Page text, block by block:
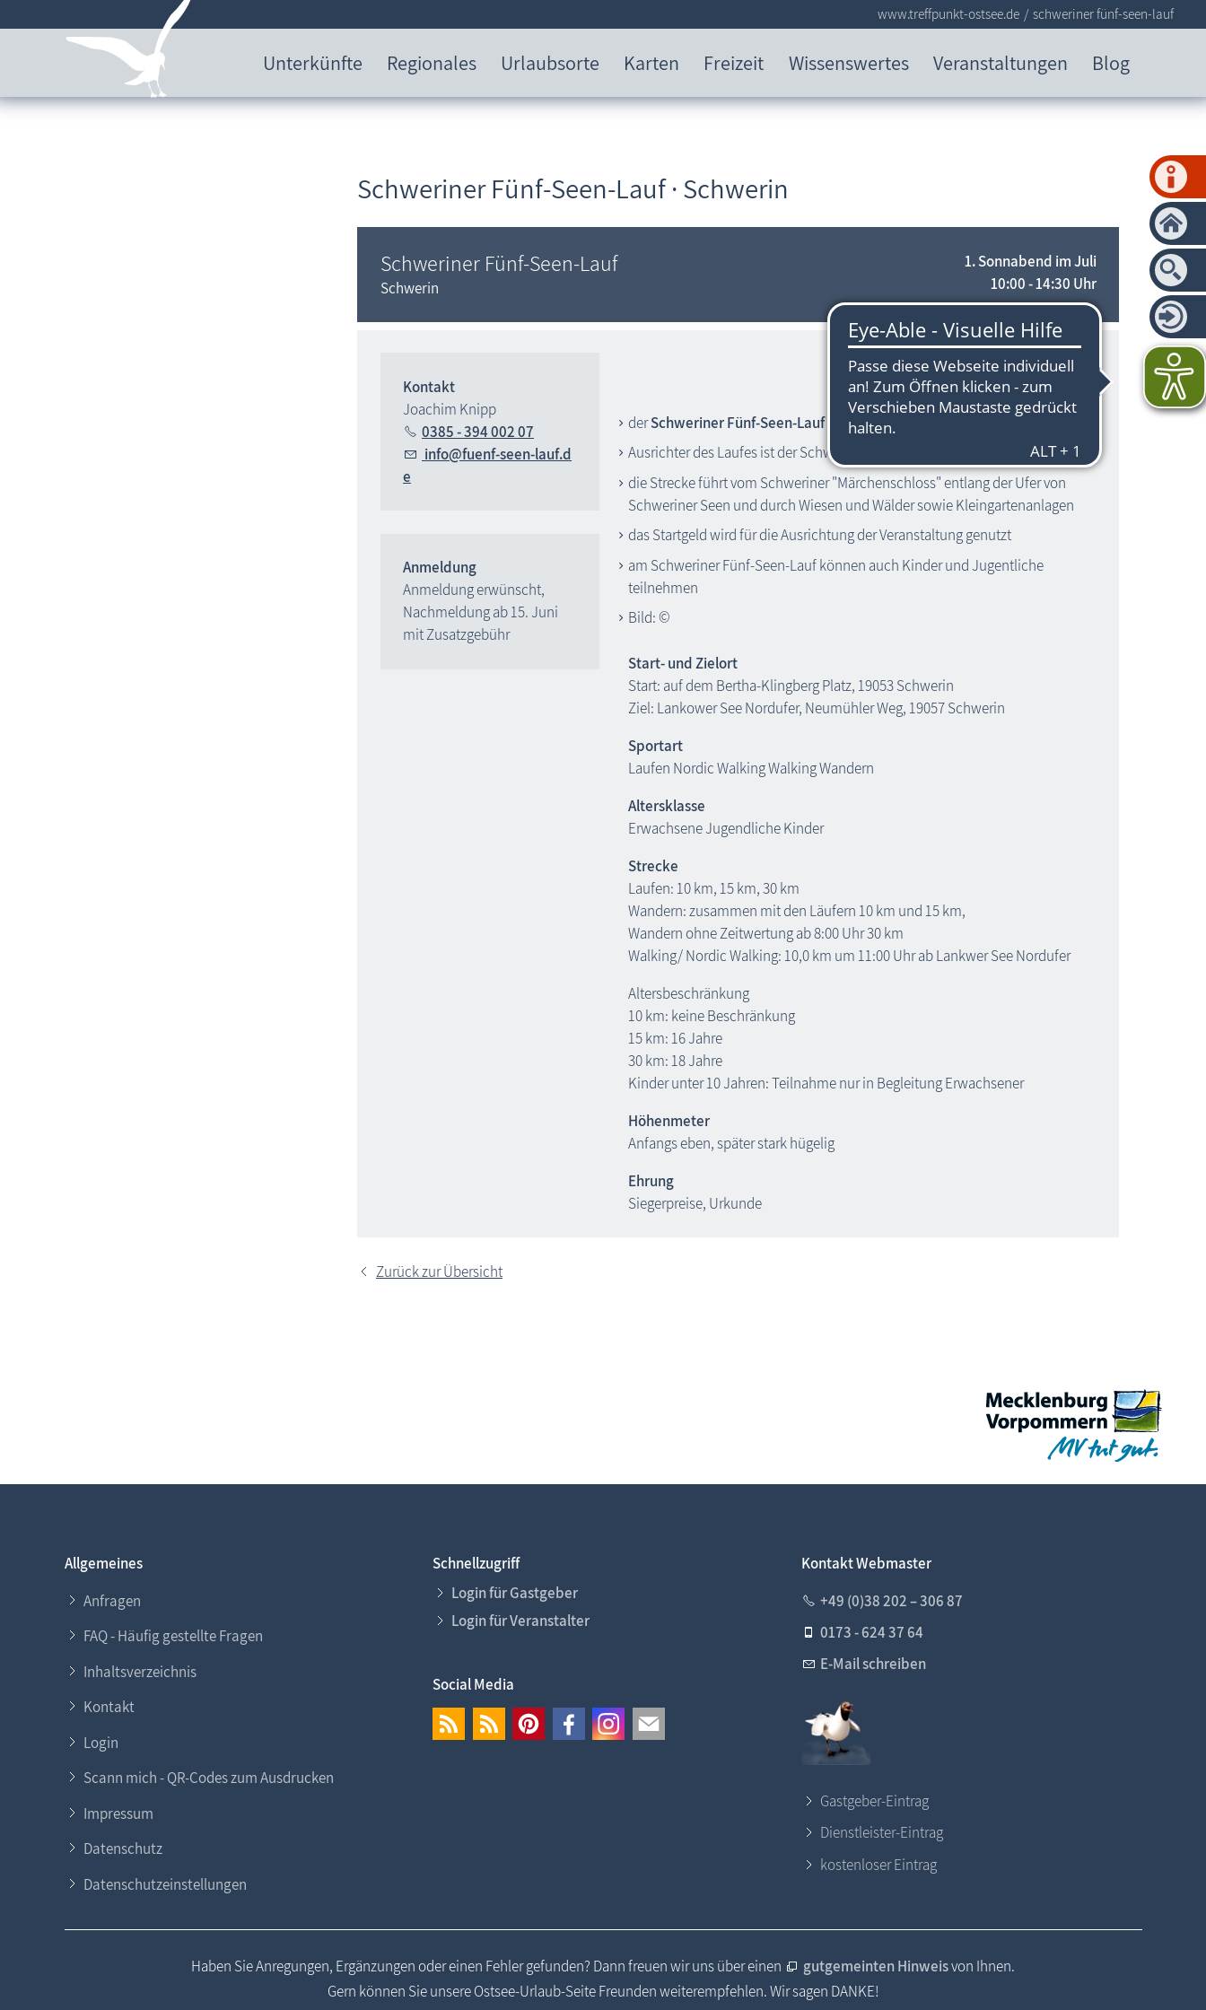
Unterkünfte Regionales Urlaubsorte Karten Freizeit Wissenswertes Veranstaltungen Blog
www.treffpunkt-ostsee.de schweriner fünf-seen-lauf
Schweriner Fünf-Seen-Lauf · Schwerin
Schweriner Fünf-Seen-Lauf
Schwerin
1. Sonnabend im Juli
10:00 - 14:30 Uhr
Kontakt
Joachim Knipp
0385 - 394 002 07
nf
f nf-s n-l fd
Anmeldung
Anmeldung erwünscht,
Nachmeldung ab 15. Juni
mit Zusatzgebühr
derSchweriner Fünf-Seen-Lauf findet seit 1985 statt
Ausrichter des Laufes ist der Schweriner Fünf-seen-Lauf e. V.
die Strecke führt vom Schweriner "Märchenschloss" entlang der Ufer von
Schweriner Seen und durch Wiesen und Wälder sowie Kleingartenanlagen
das Startgeld wird für die Ausrichtung der Veranstaltung genutzt
am Schweriner Fünf-Seen-Lauf können auch Kinder und Jugentliche
teilnehmen
Bild: ©
Start- und Zielort
Start: auf dem Bertha-Klingberg Platz, 19053 Schwerin
Ziel: Lankower See Nordufer, Neumühler Weg, 19057 Schwerin
Sportart
Laufen Nordic Walking Walking Wandern
Altersklasse
Erwachsene Jugendliche Kinder
Strecke
Laufen: 10 km, 15 km, 30 km
Wandern: zusammen mit den Läufern 10 km und 15 km,
Wandern ohne Zeitwertung ab 8:00 Uhr 30 km
Walking/ Nordic Walking: 10,0 km um 11:00 Uhr ab Lankwer See Nordufer
Altersbeschränkung
10 km: keine Beschränkung
15 km: 16 Jahre
30 km: 18 Jahre
Kinder unter 10 Jahren: Teilnahme nur in Begleitung Erwachsener
Höhenmeter
Anfangs eben, später stark hügelig
Ehrung
Siegerpreise, Urkunde
Zurück zur Übersicht
Allgemeines
Anfragen
FAQ - Häufig gestellte Fragen
Inhaltsverzeichnis
Kontakt
Login
Scann mich - QR-Codes zum Ausdrucken
Impressum
Datenschutz
Datenschutzeinstellungen
Schnellzugriff
Login für Gastgeber
Login für Veranstalter
Social Media
Kontakt Webmaster
+49 (0)38 202 – 306 87
0173 - 624 37 64
E-Mail schreiben
Gastgeber-Eintrag
Dienstleister-Eintrag
kostenloser Eintrag
Haben Sie Anregungen, Ergänzungen oder einen Fehler gefunden? Dann freuen wir uns über einen gutgemeinten Hinweisvon Ihnen.
Gern können Sie unsere Ostsee-Urlaub-Seite Freunden weiterempfehlen. Wir sagen DANKE!